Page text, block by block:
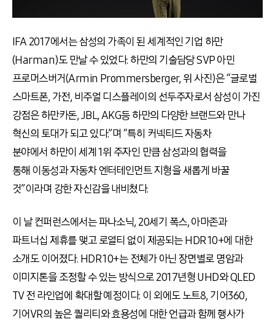
IFA 2017에서는 삼성의 가족이 된 세계적인 기업 하만
(Harman)도 만날 수 있었다. 하만의 기술담당 SVP 아민
프로머스버거(Armin Prommersberger, 위 사진)은 “글로벌
스마트폰, 가전, 비주얼 디스플레이의 선두주자로서 삼성이 가진
강점은 하만카돈, JBL, AKG등 하만의 다양한 브랜드와 만나
혁신의 토대가 되고 있다.”며 “특히 커넥티드 자동차
분야에서 하만이 세계 1위 주자인 만큼 삼성과의 협력을
통해 이동성과 자동차 엔터테인먼트 지형을 새롭게 바꿀
것”이라며 강한 자신감을 내비쳤다.
이 날 컨퍼런스에서는 파나소닉, 20세기 폭스, 아마존과
파트너십 제휴를 맺고 로열티 없이 제공되는 HDR 10+에 대한
소개도 이어졌다. HDR 10+는 전체가 아닌 장면별로 명암과
이미지톤을 조정할 수 있는 방식으로 2017년형 UHD와 QLED
TV 전 라인업에 확대할 예정이다. 이 외에도 노트8, 기어360,
기어VR의 높은 퀄리티와 효용성에 대한 언급과 함께 행사가